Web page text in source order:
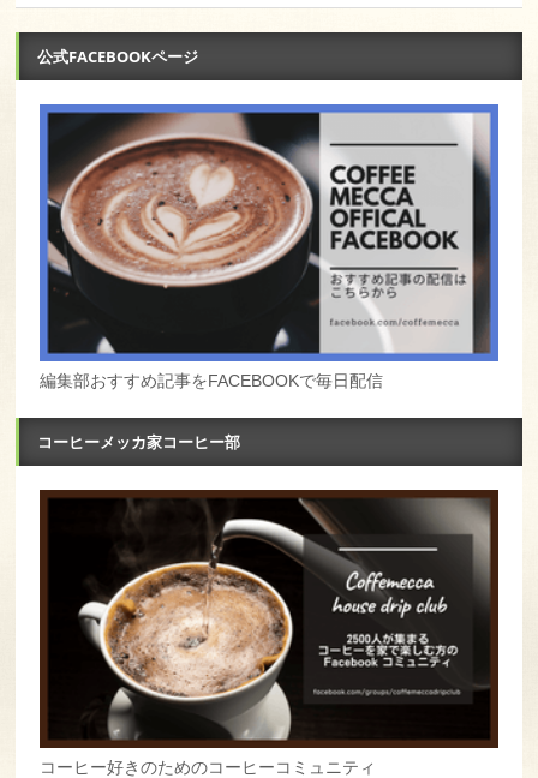
公式FACEBOOKページ
編集部おすすめ記事をFACEBOOKで毎日配信
コーヒーメッカ家コーヒー部
コーヒー好きのためのコーヒーコミュニティ